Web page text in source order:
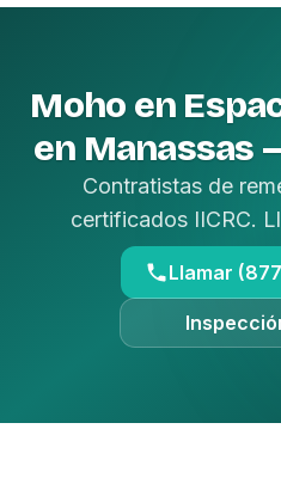
Moho en
en Manassas
Contratistas de
certificados IICRC.
Llamar